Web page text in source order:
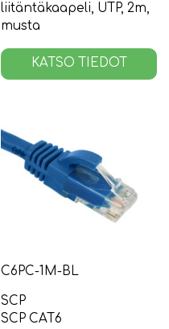
liitäntäkaapeli, UTP, 2m,
musta
KATSO TIEDOT
C6PC-1M-BL
SCP
SCP CAT6